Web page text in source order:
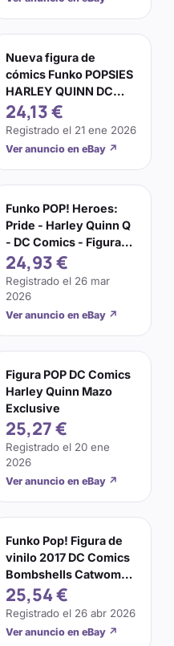
Nueva figura de
cómics Funko POPSIES
HARLEY QUINN DC
envío gratuito.
24,13 €
Registrado el 21 ene 2026
Ver anuncio en eBay ↗
Funko POP! Heroes:
Pride - Harley Quinn Q
- DC Comics - Figura
de vinilo coleccionable
24,93 €
Registrado el 26 mar
2026
Ver anuncio en eBay ↗
Figura POP DC Comics
Harley Quinn Mazo
Exclusive
25,27 €
Registrado el 20 ene
2026
Ver anuncio en eBay ↗
Funko Pop! Figura de
vinilo 2017 DC Comics
Bombshells Catwoman
#225
25,54 €
Registrado el 26 abr 2026
Ver anuncio en eBay ↗